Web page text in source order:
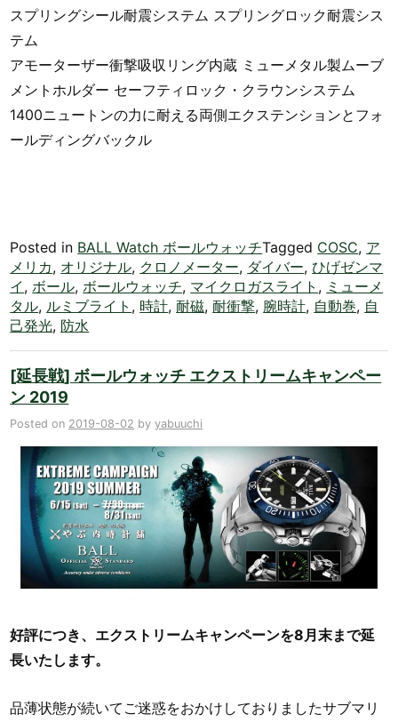
スプリングシール耐震システム スプリングロック耐震シス
テム
アモーターザー衝撃吸収リング内蔵 ミューメタル製ムーブ
メントホルダー セーフティロック・クラウンシステム
1400ニュートンの力に耐える両側エクステンションとフォ
ールディングバックル
Posted in BALL Watch ボールウォッチTagged COSC, ア
メリカ, オリジナル, クロノメーター, ダイバー,ひげゼンマ
イ ,ボール,ボールウォッチ, マイクロガスライト , ミューメ
タル, ルミブライト , 時計,耐磁,耐衝撃, 腕時計, 自動巻, 自
己発光, 防水
[延長戦] ボールウォッチ エクストリームキャンペー
ン 2019
Posted on 2019-08-02 byyabuuchi
好評につき、エクストリームキャンペーンを8月末まで延
長いたします。
品薄状態が続いてご迷惑をおかけしておりましたサブマリ